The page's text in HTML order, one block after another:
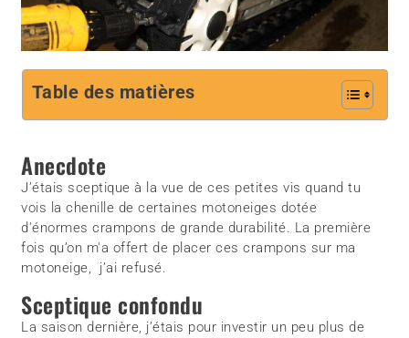
Table des matières
Anecdote
J’étais sceptique à la vue de ces petites vis quand tu
vois la chenille de certaines motoneiges dotée
d'énormes crampons de grande durabilité. La première
fois qu’on m'a offert de placer ces crampons sur ma
motoneige, j’ai refusé.
Sceptique confondu
La saison dernière, j’étais pour investir un peu plus de